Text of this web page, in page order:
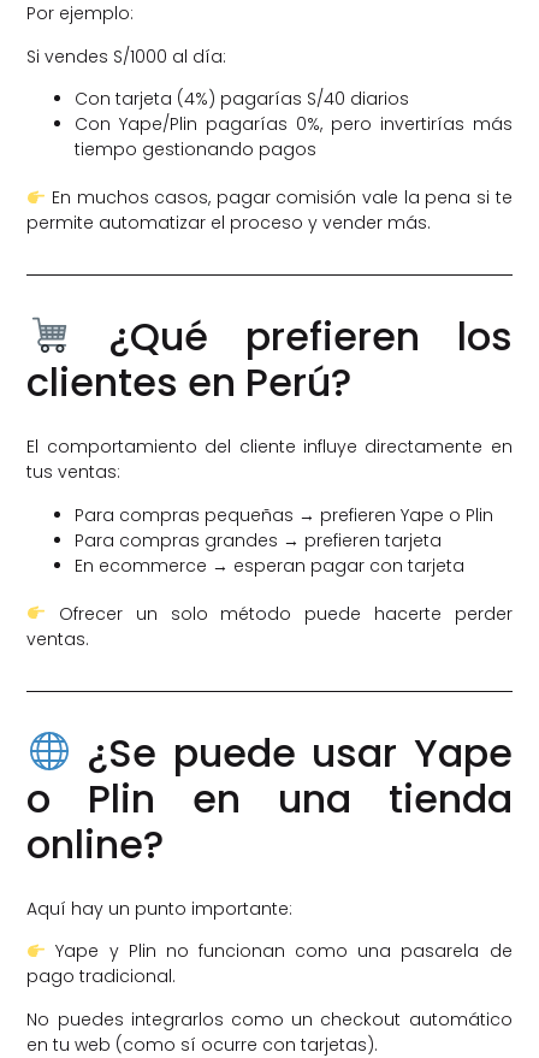
Por ejemplo:
Si vendes S/1000 al día:
Con tarjeta (4%) pagarías S/40 diarios
Con Yape/Plin pagarías 0%, pero invertirías más
tiempo gestionando pagos
En muchos casos, pagar comisión vale la pena si te
permite automatizar el proceso y vender más.
¿Qué prefieren los
clientes en Perú?
El comportamiento del cliente influye directamente en
tus ventas:
Para compras pequeñas → prefieren Yape o Plin
Para compras grandes → prefieren tarjeta
En ecommerce → esperan pagar con tarjeta
Ofrecer un solo método puede hacerte perder
ventas.
¿Se puede usar Yape
o Plin en una tienda
online?
Aquí hay un punto importante:
Yape y Plin no funcionan como una pasarela de
pago tradicional.
No puedes integrarlos como un checkout automático
en tu web (como sí ocurre con tarjetas).